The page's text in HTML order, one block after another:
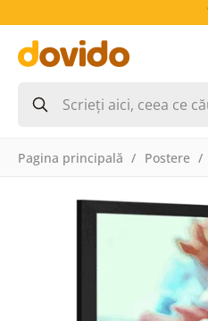
Pagina principală Postere